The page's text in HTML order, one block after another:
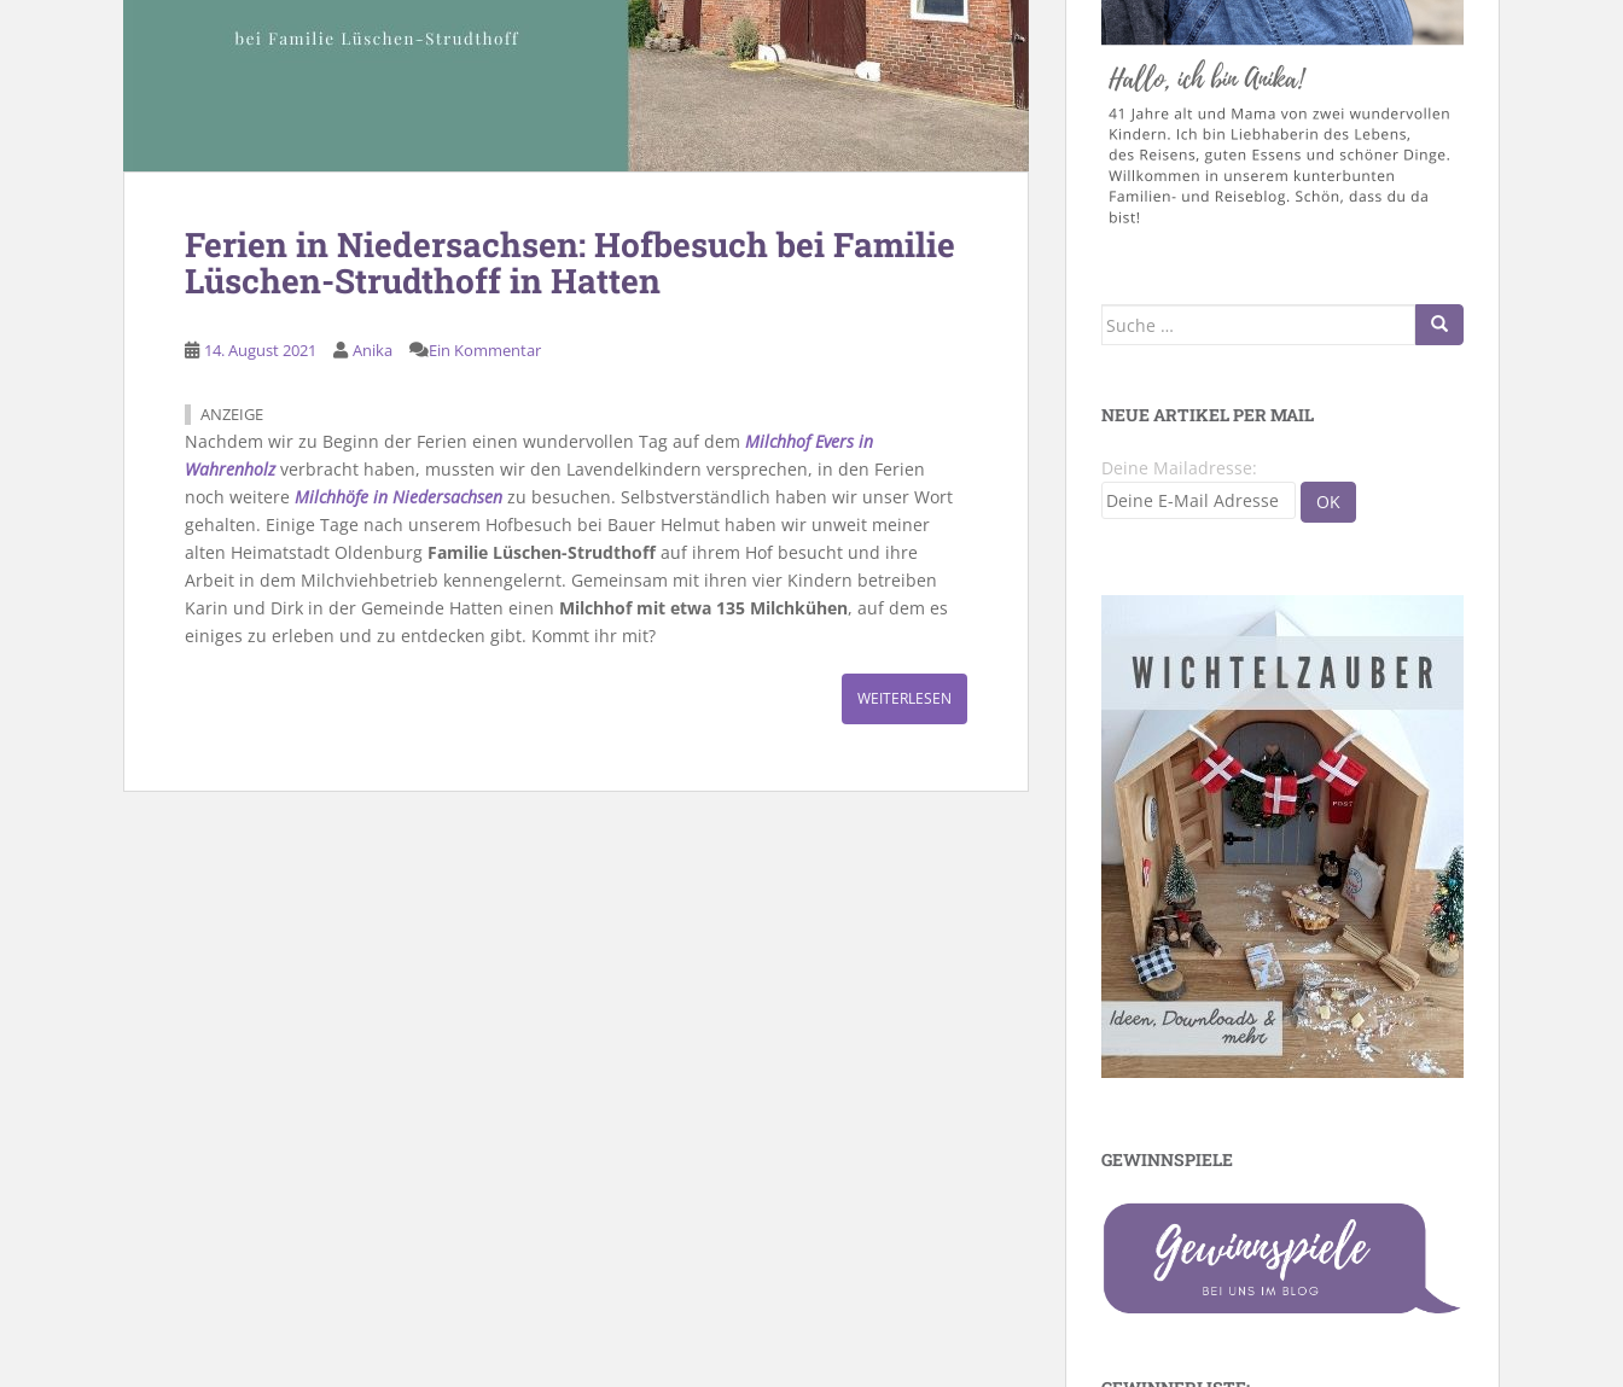
Ferien in Niedersachsen: Hofbesuch bei Familie
Lüschen-Strudthoff in Hatten
14. August 2021 Anika Ein Kommentar
ANZEIGE
Nachdem wir zu Beginn der Ferien einen wundervollen Tag auf dem Milchhof Evers in
Wahrenholzverbracht haben, mussten wir den Lavendelkindern versprechen, in den Ferien
noch weitere Milchhöfe in Niedersachsen zu besuchen. Selbstverständlich haben wir unser Wort
gehalten. Einige Tage nach unserem Hofbesuch bei Bauer Helmut haben wir unweit meiner
alten Heimatstadt Oldenburg Familie Lüschen-Strudthoffauf ihrem Hof besucht und ihre
Arbeit in dem Milchviehbetrieb kennengelernt. Gemeinsam mit ihren vier Kindern betreiben
Karin und Dirk in der Gemeinde Hatten einen Milchhof mit etwa 135 Milchkühen, auf dem es
einiges zu erleben und zu entdecken gibt. Kommt ihr mit?
WEITERLESEN
Suche
NEUE ARTIKEL PER MAIL
Deine Mailadresse:
GEWINNSPIELE